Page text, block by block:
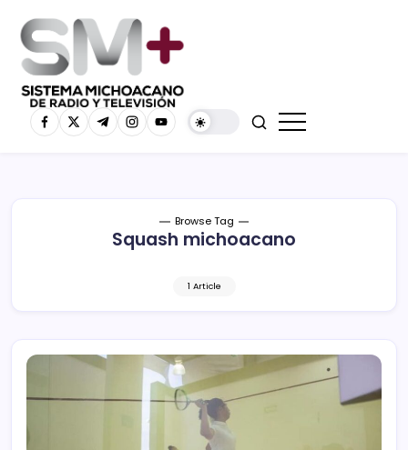
Browse Tag
Squash michoacano
1 Article